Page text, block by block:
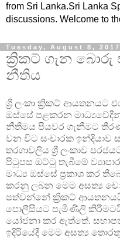
from Sri Lanka.Sri Lanka
discussions. Welcome to
Tuesday, August 8, 2017
ක්‍රිකට් ගැන
නීතිය
ශ්‍රී ලංකා ක්‍රිකට් ආයතනයට
ඔස්සේ පළකරන
නීතිමය පියවර ගැනීමට
වන විට සංචාරක ඉන්දියාව
තරගාවලිය ශ්‍රී ලංකාව
පිටුපස ඔට්ටු තැබීමේ
මාධ්‍ය ඔස්සේ ප්‍රකාශ කර
කරනු ලබන මෙම අසත්‍ය
පත්වන්නේ ක්‍රිකට්
පොලීසියට පැමිණිලි
යෝජනා කර ඇත්තේ.
ඉදිරියේදී මෙම අසත්‍ය